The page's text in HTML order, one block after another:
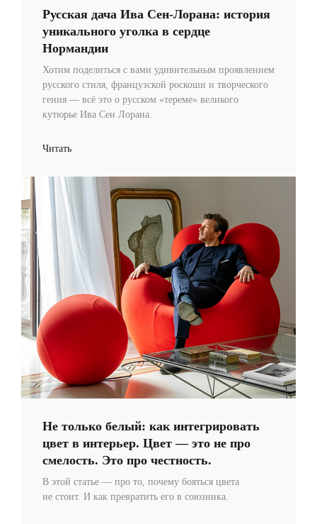
Русская дача Ива Сен-Лорана: история
уникального уголка в сердце
Нормандии
Хотим поделиться с вами удивительным проявлением
русского стиля, французской роскоши и творческого
гения — всё это о русском «тереме» великого
кутюрье Ива Сен Лорана.
Читать
Не только белый: как интегрировать
цвет в интерьер. Цвет — это не про
смелость. Это про честность.
В этой статье — про то, почему бояться цвета
не стоит. И как превратить его в союзника.